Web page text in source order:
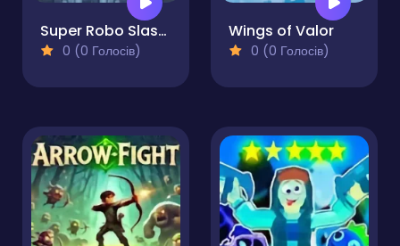
Super Robo Slasher
0 (0 Голосів)
Wings of Valor
0 (0 Голосів)